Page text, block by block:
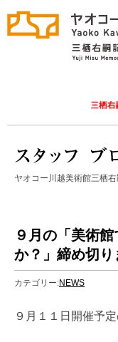
ヤオコー川越美術館三栖
９月の「美術
か？」締め切り
カテゴリー:NEWS
９月１１日開催予